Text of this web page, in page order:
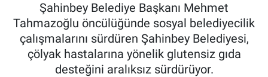
Şahinbey Belediye Başkanı Mehmet
Tahmazoğlu öncülüğünde sosyal belediyecilik
çalışmalarını sürdüren Şahinbey Belediyesi,
çölyak hastalarına yönelik glutensiz gıda
desteğini aralıksız sürdürüyor.
ASAYİŞ
EĞİTİM
Haber Arşivi